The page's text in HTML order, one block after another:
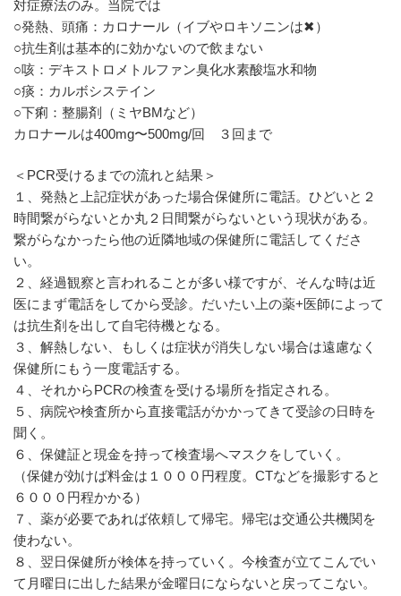
対症療法のみ。当院では
○発熱、頭痛：カロナール（イブやロキソニンは✖︎）
○抗生剤は基本的に効かないので飲まない
○咳：デキストロメトルファン臭化水素酸塩水和物
○痰：カルボシステイン
○下痢：整腸剤（ミヤBMなど）
カロナールは400mg〜500mg/回 ３回まで
＜PCR受けるまでの流れと結果＞
１、発熱と上記症状があった場合保健所に電話。ひどいと２
時間繋がらないとか丸２日間繋がらないという現状がある。
繋がらなかったら他の近隣地域の保健所に電話してくださ
い。
２、経過観察と言われることが多い様ですが、そんな時は近
医にまず電話をしてから受診。だいたい上の薬+医師によって
は抗生剤を出して自宅待機となる。
３、解熱しない、もしくは症状が消失しない場合は遠慮なく
保健所にもう一度電話する。
４、それからPCRの検査を受ける場所を指定される。
５、病院や検査所から直接電話がかかってきて受診の日時を
聞く。
６、保健証と現金を持って検査場へマスクをしていく。
（保健が効けば料金は１０００円程度。CTなどを撮影すると
６０００円程かかる）
７、薬が必要であれば依頼して帰宅。帰宅は交通公共機関を
使わない。
８、翌日保健所が検体を持っていく。今検査が立てこんでい
て月曜日に出した結果が金曜日にならないと戻ってこない。